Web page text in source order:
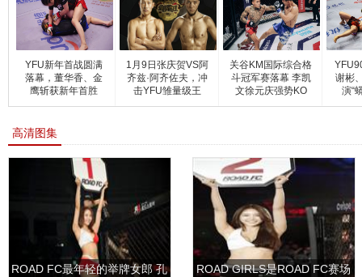
YFU新年首战圆满
落幕，董华香、金
鹰斩获新年首胜
1月9日张庆贺VS阿
齐兹·阿齐佐夫，冲
击YFU雏量级王
座！
关谷KM国际综合格
斗冠军赛落幕 李凯
文徐元庆强势KO
谢彬
演“
高清图集
ROAD FC最年轻的举牌女郎 孔
ROAD GIRLS是ROAD FC赛场